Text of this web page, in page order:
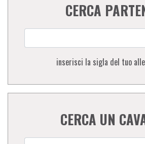
CERCA
inserisci la sigla del tuo
CERCA UN